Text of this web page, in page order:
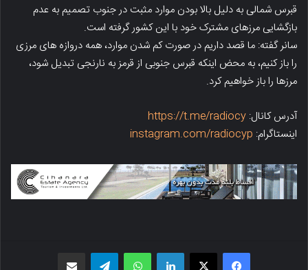
قبرس شمالی به دلیل بالا بودن موارد مثبت در جنوب تصمیم به عدم
بازگشایی مرزهای مشترک خود با این کشور گرفته است.
سانر گفته: ما قصد داریم در صورت کم شدن موارد، همه دروازه های مرزی
را باز کنیم، به محض اینکه قبرس جنوبی از قرمز به نارنجی تبدیل شود،
مرزها را باز خواهیم کرد.
آدرس کانال: https://t.me/radiocy
اینستاگرام: instagram.com/radiocyp
فیسبوک X لینکدین واتس اپ تلگرام